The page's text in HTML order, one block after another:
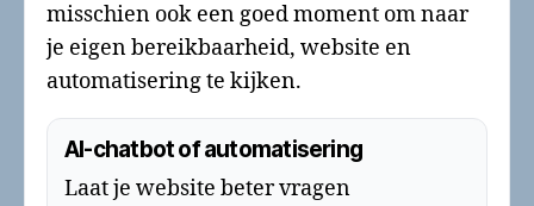
misschien ook een goed moment om naar
je eigen bereikbaarheid, website en
automatisering te kijken.
AI-chatbot of automatisering
Laat je website beter vragen